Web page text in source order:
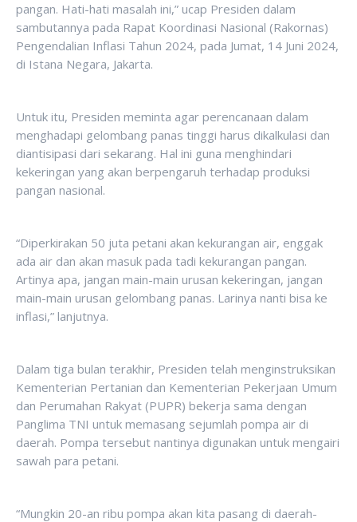
pangan. Hati-hati masalah ini,” ucap Presiden dalam
sambutannya pada Rapat Koordinasi Nasional (Rakornas)
Pengendalian Inflasi Tahun 2024, pada Jumat, 14 Juni 2024,
di Istana Negara, Jakarta.
Untuk itu, Presiden meminta agar perencanaan dalam
menghadapi gelombang panas tinggi harus dikalkulasi dan
diantisipasi dari sekarang. Hal ini guna menghindari
kekeringan yang akan berpengaruh terhadap produksi
pangan nasional.
“Diperkirakan 50 juta petani akan kekurangan air, enggak
ada air dan akan masuk pada tadi kekurangan pangan.
Artinya apa, jangan main-main urusan kekeringan, jangan
main-main urusan gelombang panas. Larinya nanti bisa ke
inflasi,” lanjutnya.
Dalam tiga bulan terakhir, Presiden telah menginstruksikan
Kementerian Pertanian dan Kementerian Pekerjaan Umum
dan Perumahan Rakyat (PUPR) bekerja sama dengan
Panglima TNI untuk memasang sejumlah pompa air di
daerah. Pompa tersebut nantinya digunakan untuk mengairi
sawah para petani.
“Mungkin 20-an ribu pompa akan kita pasang di daerah-